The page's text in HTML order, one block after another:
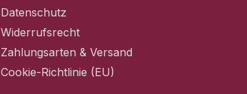
Datenschutz
Widerrufsrecht
Zahlungsarten & Versand
Cookie-Richtlinie (EU)